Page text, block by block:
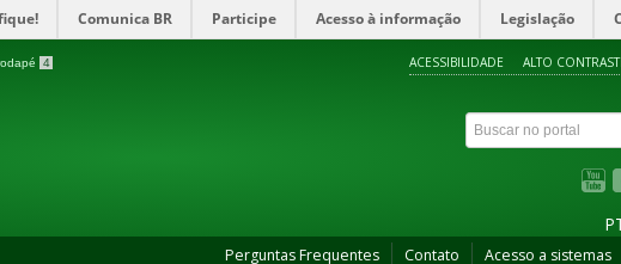
Comunica BR Participe Acesso à informação Legislação
4 ACESSIBILIDADE ALTO
Perguntas Frequentes Contato Acesso a sistemas